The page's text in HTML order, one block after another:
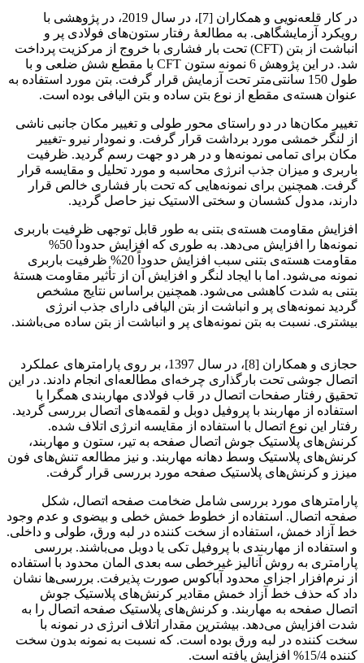
در کار قلعه‌نویی و همکاران [7]، در سال 2019، در پژوهشی با
رویکرد آزمایشگاهی. به مطالعۀ رفتار ستون‌های فولادی پر و
انباشت از بتن (CFT) تحت بار فشاری با خروج از مرکزیت پرداخت
شد. در این پژوهش 6 نمونه ستون CFT با مقطع شش ضلعی و با
طول 150 سانتی‌متر تحت آزمایش قرار گرفت. بتن مورد استفاده به
عنوان هسته‌ی مقطع از نوع بتن ساده و بتن الیافی بوده است.
تغییر مکان‌ها در دو راستای محور طولی و تغییر مکان جانبی ناشی
از لنگر خمشی مورد برداشت قرار گرفت. و نمودار نیرو -تغییر
مکان برای تمامی نمونه‌ها و در هر دو جهت رسم گردید. ظرفیت
باربری و میزان جذب انرژی محاسبه و مورد تحلیل و مقایسه قرار
گرفت. همچنین برای نمونه‌هایی که تحت بار فشاری خالص قرار
دارند، مدول کشسان و سختی الاستیک نیز حاصل گردید.
افزایش مقاومت هسته‌ی بتنی به طور قابل توجهی ظرفیت باربری
نمونه‌ها را افزایش می‌دهد. به طوری که افزایش حدوداً 50%
مقاومت هسته‌ی بتنی سبب افزایش حدوداً 20% ظرفیت باربری
نمونه می‌شود. اما با ایجاد لنگر و افزایش آن از تأثیر مقاومت هستۀ
بتنی به شدت کاهشی می‌شود. همچنین براساس نتایج مشخص
گردید نمونه‌های پر و انباشت از بتن الیافی دارای جذب انرژی
بیشتری. نسبت به بتن نمونه‌های پر و انباشت از بتن ساده می‌باشند.
حجازی و همکاران [8]، در سال 1397، بر روی پارامترهای عملکرد
اتصال جوشی تحت بارگذاری چرخه‌ای مطالعه‌ای انجام دادند. در این
تحقیق رفتار صفحات اتصال در قاب فولادی مهاربندی همگرا با
استفاده از مهاربند با پروفیل دوبل و لقمه‌های اتصال بررسی گردید.
رفتار این نوع اتصال با استفاده از مقایسه انرژی اتلاف شده.
کرنش‌های پلاستیک جوش اتصال صفحه به تیر، ستون و مهاربند،
کرنش‌های پلاستیک وسط دهانه مهاربند. و نیز مطالعه تنش‌های فون
میزز و کرنش‌های پلاستیک صفحه مورد بررسی قرار گرفت.
پارامترهای مورد بررسی شامل ضخامت صفحه اتصال، شکل
صفحه اتصال. استفاده از خطوط خمش خطی و بیضوی و عدم وجود
خط آزاد خمش، استفاده از سخت کننده در لبه ورق، طولی و داخلی.
و استفاده از مهاربندی با پروفیل تکی یا دوبل می‌باشند. بررسی
پارامتری به روش آنالیز غیرخطی سه بعدی المان محدود با استفاده
از نرم‌افزار اجزای محدود آباکوس صورت پذیرفت. بررسی‌ها نشان
داد که حذف خط آزاد خمش مقادیر کرنش‌های پلاستیک جوش
اتصال صفحه به مهاربند. و کرنش‌های پلاستیک صفحه اتصال را به
شدت افزایش می‌دهد. بیشترین مقدار اتلاف انرژی در نمونه با
سخت کننده در لبه ورق بوده است. که نسبت به نمونه بدون سخت
کننده 15/4% افزایش یافته است.